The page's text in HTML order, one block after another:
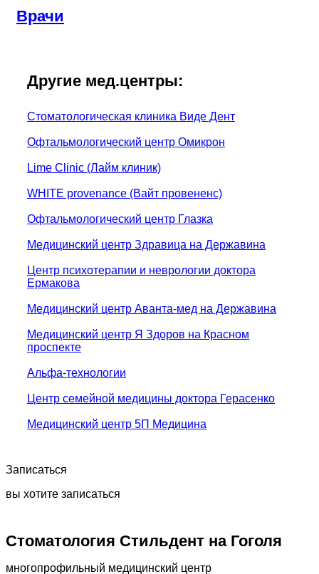
Врачи
Другие мед.центры:
Стоматологическая клиника Виде Дент
Офтальмологический центр Омикрон
Lime Clinic (Лайм клиник)
WHITE provenance (Вайт провененс)
Офтальмологический центр Глазка
Медицинский центр Здравица на Державина
Центр психотерапии и неврологии доктора
Ермакова
Медицинский центр Аванта-мед на Державина
Медицинский центр Я Здоров на Красном
проспекте
Альфа-технологии
Центр семейной медицины доктора Герасенко
Медицинский центр 5П Медицина
Записаться
вы хотите записаться
Стоматология Стильдент на Гоголя
многопрофильный медицинский центр